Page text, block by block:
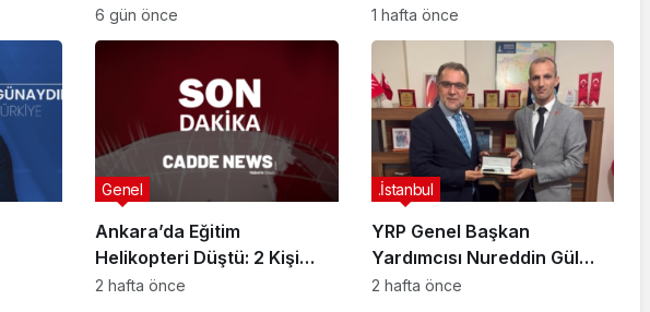
Suikast Girişiminde Bulunan
FETÖ Firarisi B.K.
Yakalandı
6 gün önce
Evi Yıkılma Riskiyle Karşı
Karşıya”
1 hafta önce
Ankara’da Eğitim
Helikopteri Düştü: 2 Kişi
Yaralandı
Genel
2 hafta önce
YRP Genel Başkan
Yardımcısı Nureddin Gül
Sancaktepe Teşkilatıyla Bir
.İstanbul
2 hafta önce